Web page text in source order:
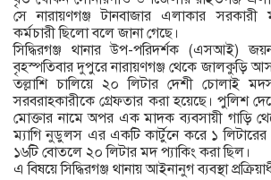
সে নারায়ণগঞ্জ টানবাজার এলাকার
কর্মচারী ছিলো বলে জানা গেছে।
সিদ্ধিরগঞ্জ থানার উপ-পরিদর্শক (এসআই)
বৃহস্পতিবার দুপুরে নারায়ণগঞ্জ থেকে জালকুড়ি
তল্লাশি চালিয়ে ২০ লিটার দেশী চোলাই
সরবরাহকারীকে গ্রেফতার করা হয়েছে। পুলিশ
মোক্তার নামে অপর এক মাদক ব্যবসায়ী গাড়ি
ম্যাগি নুডুলস এর একটি কার্টুনে করে ১
১৬টি বোতলে ২০ লিটার মদ প্যাকিং করা ছিল।
এ বিষয়ে সিদ্ধিরগঞ্জ থানায় আইনানুগ ব্যবস্থা